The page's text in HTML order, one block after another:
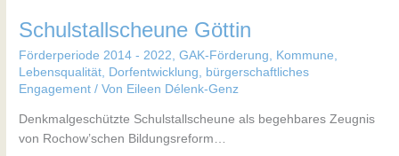
Schulstallscheune Göttin
Förderperiode 2014 - 2022,GAK-Förderung, Kommune,
Lebensqualität, Dorfentwicklung, bürgerschaftliches
Engagement / Von Eileen Délenk-Genz
Denkmalgeschützte Schulstallscheune als begehbares Zeugnis
von Rochow’schen Bildungsreform…